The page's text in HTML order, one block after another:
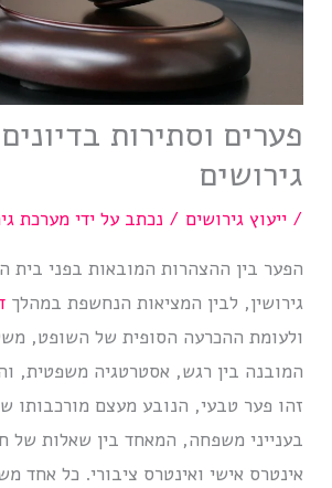
פערים וסתירות
גירושים
/ייעוץ גירושים / נכתב על ידימערכת
הפער בין ההצהרות המובאות בפני בית
גירושין, לבין המציאות הנחשפת במהלך
ולעומת ההכרעה הסופית של השופט,
המובנה בין רגש, אסטרטגיה משפטית,
זהו פער טבעי, הנובע מעצם מורכבותו
בענייני משפחה, המאחד בין שאלות של
אינטרס אישי ואינטרס ציבורי. כל אחד